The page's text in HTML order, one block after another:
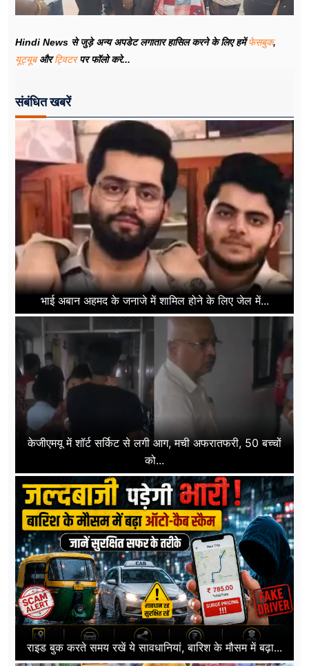
Hindi News से जुड़े अन्य अपडेट लगातार हासिल करने के लिए हमेंफेसबुक,
यूट्यूबऔरट्विटरपर फॉलो करे...
संबंधित खबरें
भाई अबान अहमद के जनाजे में शामिल होने के लिए जेल में...
केजीएमयू में शॉर्ट सर्किट से लगी आग, मची अफरातफरी, 50 बच्चों
को...
राइड बुक करते समय रखें ये सावधानियां, बारिश के मौसम में बढ़ा...